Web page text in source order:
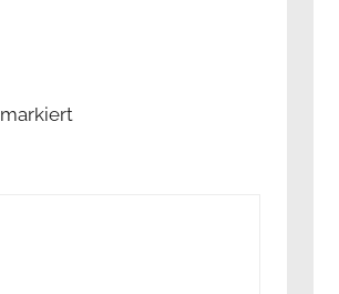
markiert